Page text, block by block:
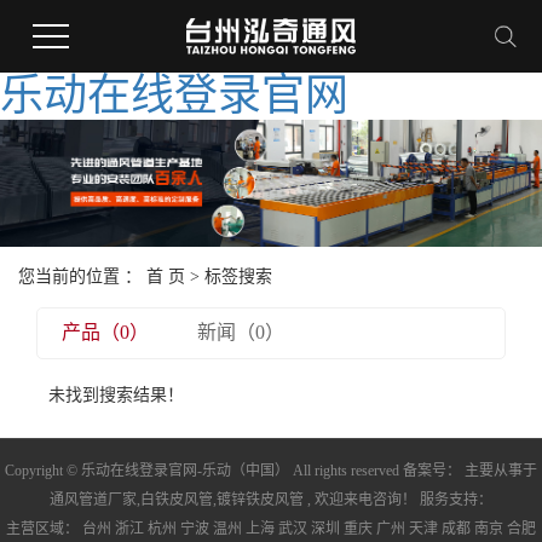
乐动在线登录官网
您当前的位置 ： 首 页 > 标签搜索
产品（0） 新闻（0）
未找到搜索结果！
Copyright © 乐动在线登录官网-乐动（中国） All rights reserved 备案号： 主要从事于
通风管道厂家, 白铁皮风管,镀锌铁皮风管 , 欢迎来电咨询！ 服务支持：
主营区域： 台州 浙江 杭州 宁波 温州 上海 武汉 深圳 重庆 广州 天津 成都 南京 合肥